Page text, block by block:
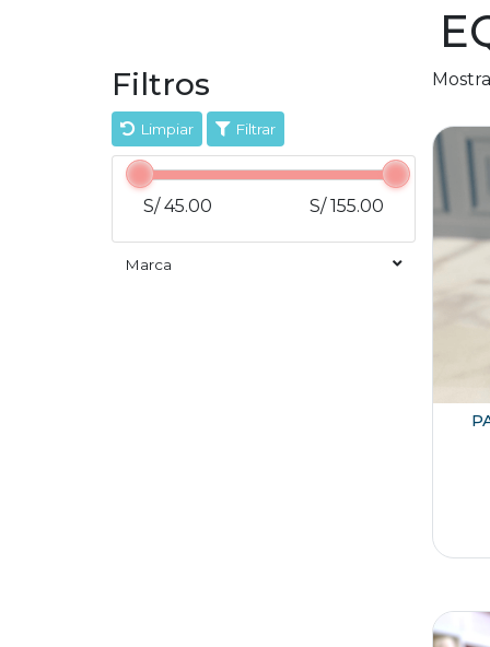
Filtros
Limpiar Filtrar
S/ 45.00 S/ 155.00
Marca